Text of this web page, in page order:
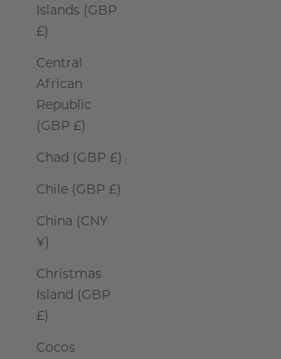
Islands (GBP
£)
Central
African
Republic
(GBP £)
Chad (GBP £)
Chile (GBP £)
China (CNY
¥)
Christmas
Island (GBP
£)
Cocos